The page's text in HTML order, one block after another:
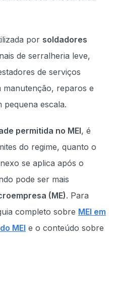
por soldadores
de serralheria leve,
de serviços
manutenção, reparos e
pequena escala.
permitida no MEI, é
do regime, quanto o
se aplica após o
pode ser mais
(ME). Para
completo sobre MEI em
MEI e o conteúdo sobre